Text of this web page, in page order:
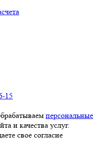
15
персональные
и качества услуг.
свое согласие